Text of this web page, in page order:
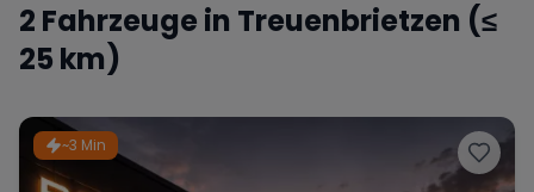
Mercedes
Ferrari
2 Fahrzeuge in Treuenbrietzen (≤
25 km)
~3 Min